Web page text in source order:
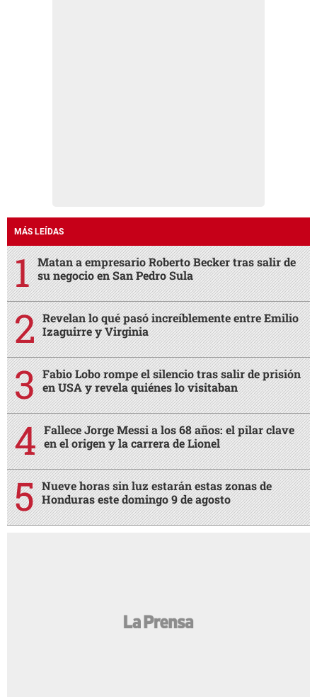
MÁS LEÍDAS
Matan a empresario Roberto Becker tras salir de
su negocio en San Pedro Sula
Revelan lo qué pasó increíblemente entre Emilio
Izaguirre y Virginia
Fabio Lobo rompe el silencio tras salir de prisión
en USA y revela quiénes lo visitaban
Fallece Jorge Messi a los 68 años: el pilar clave
en el origen y la carrera de Lionel
Nueve horas sin luz estarán estas zonas de
Honduras este domingo 9 de agosto